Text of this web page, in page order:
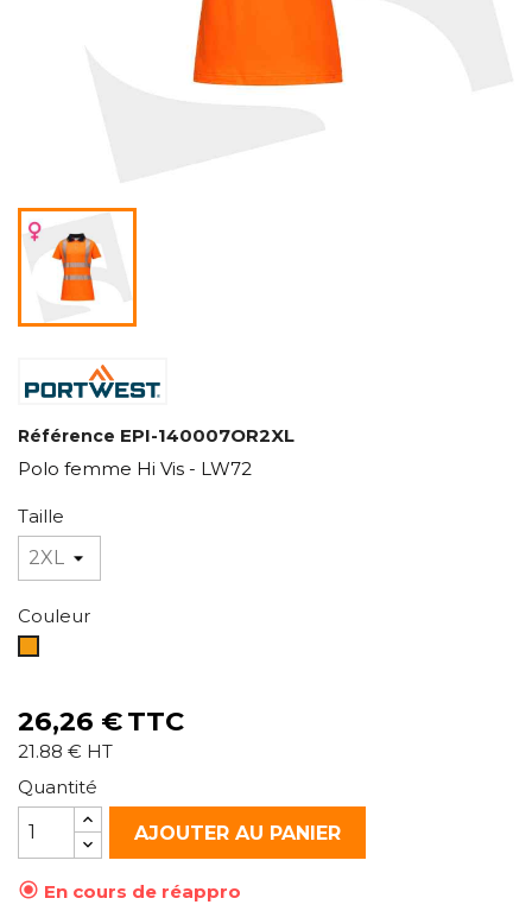
Référence EPI-140007OR2XL
Polo femme Hi Vis - LW72
Taille
Couleur
26,26 €TTC
21.88 € HT
Quantité
AJOUTER AU PANIER
 En cours de réappro